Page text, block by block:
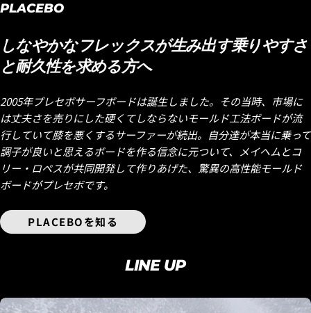
PLACEBO
しなやかなフレックスが生み出す乗りやすさ
と耐久性を求める方へ
2005年プレセボサーフボードは誕生しました。その当時、市場に
は丈夫さを売りにした硬くてしならないモールド工法ボードが流
行していて膝を悪くするサーファーが続出。自分達が本当に乗って
調子が良いと思えるボードを作る信念に元ついて、メイヘムとコ
リー・ロペスが共同開発して作りあげた、驚異の高性能モールド
ボードがプレセボです。
PLACEBOを知る
LINE UP